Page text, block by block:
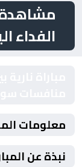
الفداء اليوم 2026-
معلومات
نبذة عن